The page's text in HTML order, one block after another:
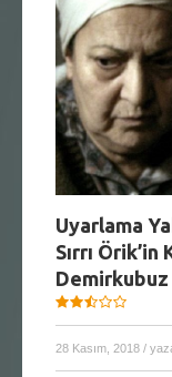
Uyarlama
Sırrı Örik’in
Demirkubuz
28 Kasım, 2018 /